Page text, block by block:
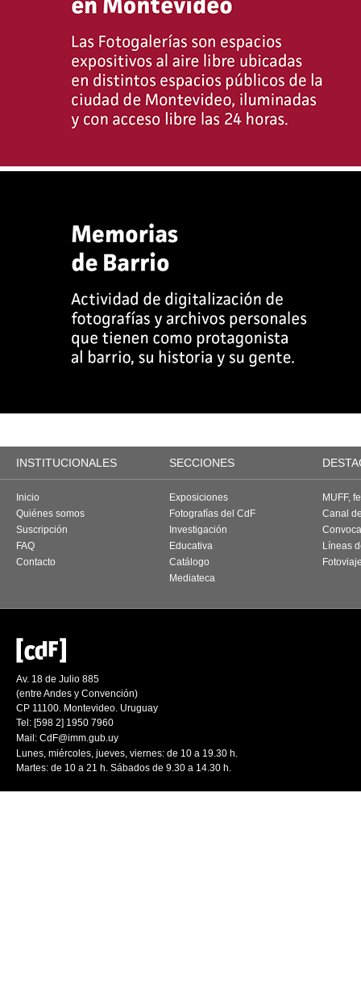
INSTITUCIONALES SECCIONES
Inicio
Quiénes somos
Suscripción
FAQ
Contacto
Exposiciones
Fotografías del CdF
Investigación
Educativa
Catálogo
Mediateca
MUFF,
Canal
Líneas
Av. 18 de Julio 885
(entre Andes y Convención)
CP 11100. Montevideo. Uruguay
Tel: [598 2] 1950 7960
Mail: CdF@imm.gub.uy
Lunes, miércoles, jueves, viernes: de 10 a 19.30 h.
Martes: de 10 a 21 h. Sábados de 9.30 a 14.30 h.